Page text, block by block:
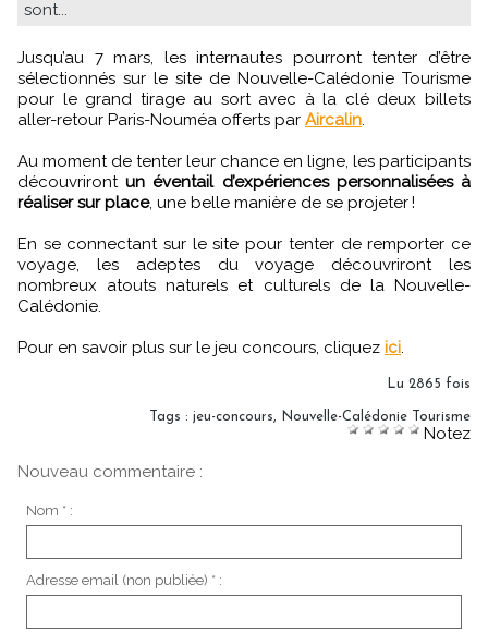
sont...
Jusqu’au 7 mars, les internautes pourront tenter d’être
sélectionnés sur le site de Nouvelle-Calédonie Tourisme
pour le grand tirage au sort avec à la clé deux billets
aller-retour Paris-Nouméa offerts par Aircalin.
Au moment de tenter leur chance en ligne, les participants
découvrirontun éventail d’expériences personnalisées à
réaliser sur place, une belle manière de se projeter !
En se connectant sur le site pour tenter de remporter ce
voyage, les adeptes du voyage découvriront les
nombreux atouts naturels et culturels de la Nouvelle-
Calédonie.
Pour en savoir plus sur le jeu concours, cliquez ici.
Lu 2865 fois
Tags : jeu-concours, Nouvelle-Calédonie Tourisme
Notez
Nouveau commentaire :
Nom * :
Adresse email (non publiée) * :